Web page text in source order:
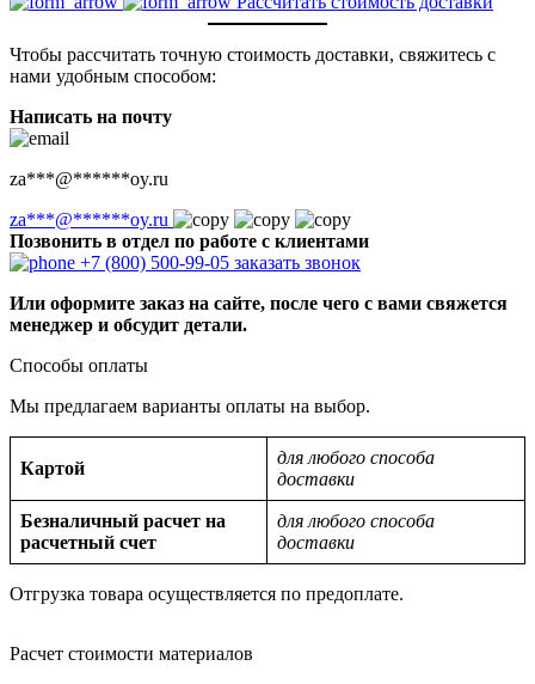
Чтобы рассчитать точную стоимость доставки, свяжитесь с
нами удобным способом:
Написать на почту
za***@******oy.ru
za***@******oy.ru
Позвонить в отдел по работе с клиентами
+7 (800) 500-99-05 заказать звонок
Или оформите заказ на сайте, после чего с вами свяжется
менеджер и обсудит детали.
Способы оплаты
Мы предлагаем варианты оплаты на выбор.
Картой
для любого способа
доставки
Безналичный расчет на
расчетный счет
для любого способа
доставки
Отгрузка товара осуществляется по предоплате.
Расчет стоимости материалов